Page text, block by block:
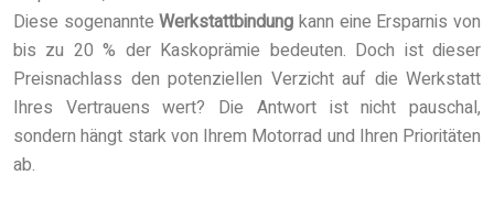
Diese sogenannteWerkstattbindung kann eine Ersparnis von
bis zu 20 % der Kaskoprämie bedeuten. Doch ist dieser
Preisnachlass den potenziellen Verzicht auf die Werkstatt
Ihres Vertrauens wert? Die Antwort ist nicht pauschal,
sondern hängt stark von Ihrem Motorrad und Ihren Prioritäten
ab.